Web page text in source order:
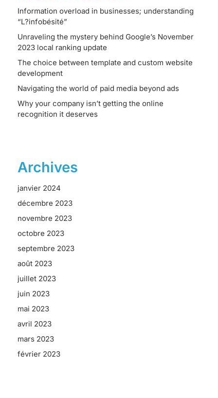
Information overload in businesses; understanding
“L?infobésité”
Unraveling the mystery behind Google’s November
2023 local ranking update
The choice between template and custom website
development
Navigating the world of paid media beyond ads
Why your company isn’t getting the online
recognition it deserves
Archives
janvier 2024
décembre 2023
novembre 2023
octobre 2023
septembre 2023
août 2023
juillet 2023
juin 2023
mai 2023
avril 2023
mars 2023
février 2023